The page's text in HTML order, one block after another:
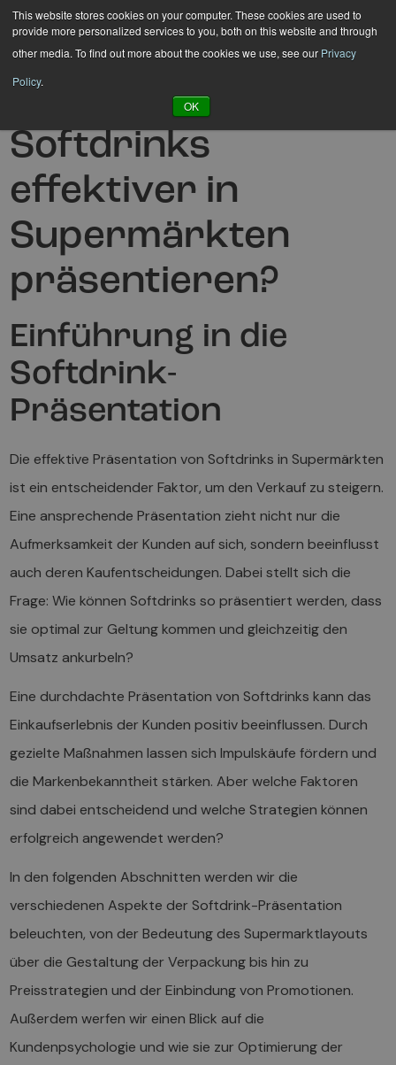
This website stores cookies on your computer. These cookies are used to
provide more personalized services to you, both on this website and through
other media. To find out more about the cookies we use, see our Privacy
Policy.
OK
Hyppää
sisältöön
Wie kann man
Softdrinks
effektiver in
Supermärkten
präsentieren?
Einführung in die
Softdrink-
Präsentation
Die effektive Präsentation von Softdrinks in Supermärkten
ist ein entscheidender Faktor, um den Verkauf zu steigern.
Eine ansprechende Präsentation zieht nicht nur die
Aufmerksamkeit der Kunden auf sich, sondern beeinflusst
auch deren Kaufentscheidungen. Dabei stellt sich die
Frage: Wie können Softdrinks so präsentiert werden, dass
sie optimal zur Geltung kommen und gleichzeitig den
Umsatz ankurbeln?
Eine durchdachte Präsentation von Softdrinks kann das
Einkaufserlebnis der Kunden positiv beeinflussen. Durch
gezielte Maßnahmen lassen sich Impulskäufe fördern und
die Markenbekanntheit stärken. Aber welche Faktoren
sind dabei entscheidend und welche Strategien können
erfolgreich angewendet werden?
In den folgenden Abschnitten werden wir die
verschiedenen Aspekte der Softdrink-Präsentation
beleuchten, von der Bedeutung des Supermarktlayouts
über die Gestaltung der Verpackung bis hin zu
Preisstrategien und der Einbindung von Promotionen.
Außerdem werfen wir einen Blick auf die
Kundenpsychologie und wie sie zur Optimierung der